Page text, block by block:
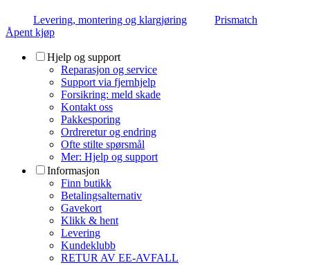
Levering, montering og klargjøring
Prismatch
Åpent kjøp
Hjelp og support
Reparasjon og service
Support via fjernhjelp
Forsikring: meld skade
Kontakt oss
Pakkesporing
Ordreretur og endring
Ofte stilte spørsmål
Mer: Hjelp og support
Informasjon
Finn butikk
Betalingsalternativ
Gavekort
Klikk & hent
Levering
Kundeklubb
RETUR AV EE-AVFALL